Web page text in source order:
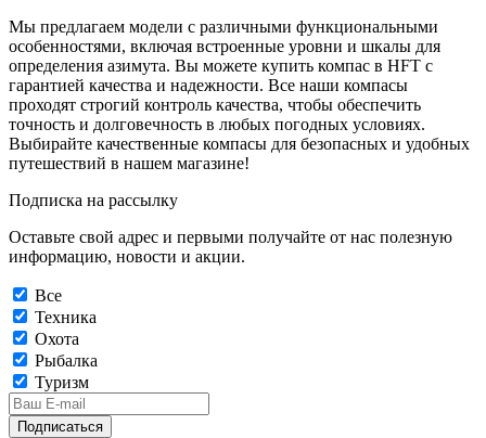
Мы предлагаем модели с различными функциональными
особенностями, включая встроенные уровни и шкалы для
определения азимута. Вы можете купить компас в HFT с
гарантией качества и надежности. Все наши компасы
проходят строгий контроль качества, чтобы обеспечить
точность и долговечность в любых погодных условиях.
Выбирайте качественные компасы для безопасных и удобных
путешествий в нашем магазине!
Подписка на рассылку
Оставьте свой адрес и первыми получайте от нас полезную
информацию, новости и акции.
Все
Техника
Охота
Рыбалка
Туризм
Подписаться